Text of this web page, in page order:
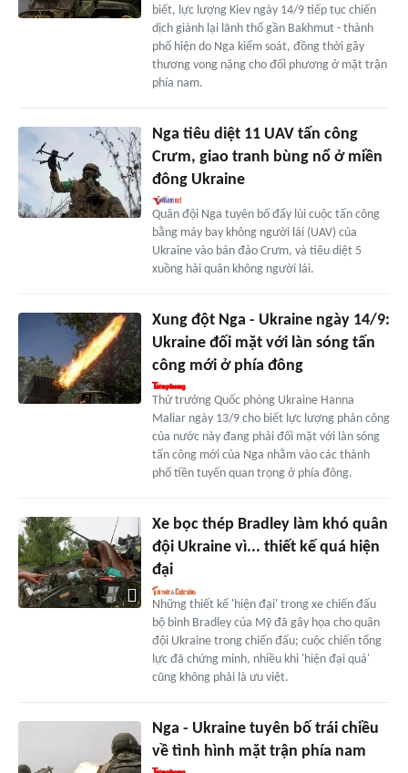
biết, lực lượng Kiev ngày 14/9 tiếp tục chiến
dịch giành lại lãnh thổ gần Bakhmut - thành
phố hiện do Nga kiểm soát, đồng thời gây
thương vong nặng cho đối phương ở mặt trận
phía nam.
Nga tiêu diệt 11 UAV tấn công
Crưm, giao tranh bùng nổ ở miền
đông Ukraine
Quân đội Nga tuyên bố đẩy lùi cuộc tấn công
bằng máy bay không người lái (UAV) của
Ukraine vào bán đảo Crưm, và tiêu diệt 5
xuồng hải quân không người lái.
Xung đột Nga - Ukraine ngày 14/9:
Ukraine đối mặt với làn sóng tấn
công mới ở phía đông
Thứ trưởng Quốc phòng Ukraine Hanna
Maliar ngày 13/9 cho biết lực lượng phản công
của nước này đang phải đối mặt với làn sóng
tấn công mới của Nga nhằm vào các thành
phố tiền tuyến quan trọng ở phía đông.
Xe bọc thép Bradley làm khó quân
đội Ukraine vì... thiết kế quá hiện
đại
Những thiết kế 'hiện đại' trong xe chiến đấu
bộ binh Bradley của Mỹ đã gây họa cho quân
đội Ukraine trong chiến đấu; cuộc chiến tổng
lực đã chứng minh, nhiều khi 'hiện đại quá'
cũng không phải là ưu việt.
Nga - Ukraine tuyên bố trái chiều
về tình hình mặt trận phía nam